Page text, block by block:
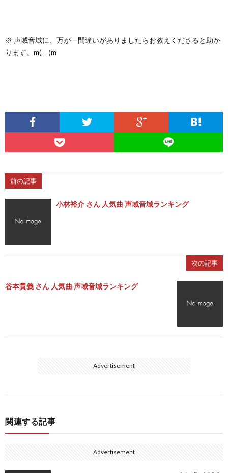
※ 声域音域に、万が一間違いがありましたらお教えくださると助か
ります。m(_ _)m
前の記事
小林裕介 さん 人気曲 声域音域ランキング
次の記事
谷本貴義 さん 人気曲 声域音域ランキング
Advertisement
関連する記事
Advertisement